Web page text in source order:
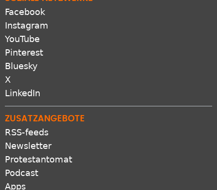
SOZIALE NETZWERKE
Facebook
Instagram
YouTube
Pinterest
Bluesky
X
ZUSATZANGEBOTE
RSS-feeds
Newsletter
Protestantomat
Podcast